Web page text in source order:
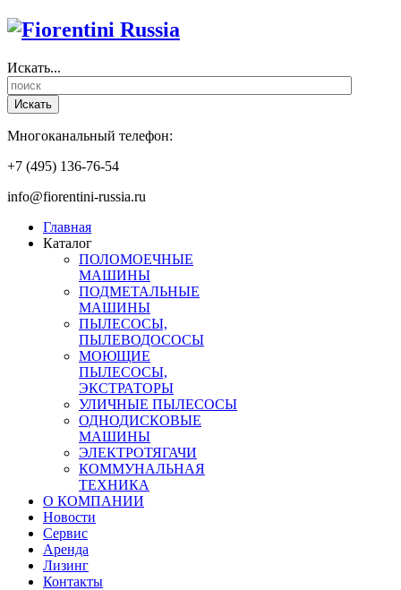
Искать...
Искать
Многоканальный телефон:
+7 (495) 136-76-54
info@fiorentini-russia.ru
Главная
Каталог
ПОЛОМОЕЧНЫЕ
МАШИНЫ
ПОДМЕТАЛЬНЫЕ
МАШИНЫ
ПЫЛЕСОСЫ,
ПЫЛЕВОДОСОСЫ
МОЮЩИЕ
ПЫЛЕСОСЫ,
ЭКСТРАТОРЫ
УЛИЧНЫЕ ПЫЛЕСОСЫ
ОДНОДИСКОВЫЕ
МАШИНЫ
ЭЛЕКТРОТЯГАЧИ
КОММУНАЛЬНАЯ
ТЕХНИКА
О КОМПАНИИ
Новости
Сервис
Аренда
Лизинг
Контакты